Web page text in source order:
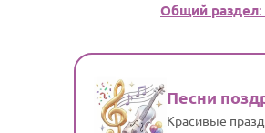
Общий раздел
Песни
Красивые